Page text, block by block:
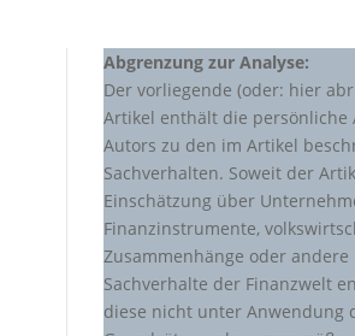
Abgrenzung zur Analyse:
Der vorliegende (oder: hier
Artikel enthält die persönliche
Autors zu den im Artikel
Sachverhalten. Soweit der
Einschätzung über
Finanzinstrumente,
Zusammenhänge oder andere
Sachverhalte der Finanzwelt
diese nicht unter Anwendung